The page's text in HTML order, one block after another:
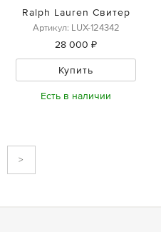
Ralph Lauren Свитер
Артикул: LUX-124342
28 000 ₽
Купить
Есть в наличии
>